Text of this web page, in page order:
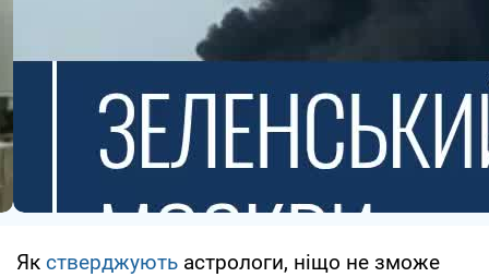
Як стверджують астрологи, ніщо не зможе